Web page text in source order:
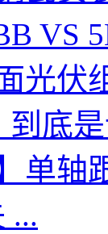
VS
光伏
到底
单
...